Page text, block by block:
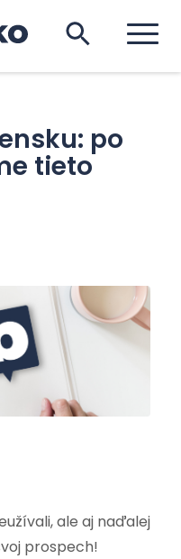
po
tieto
ale aj naďalej
prospech!